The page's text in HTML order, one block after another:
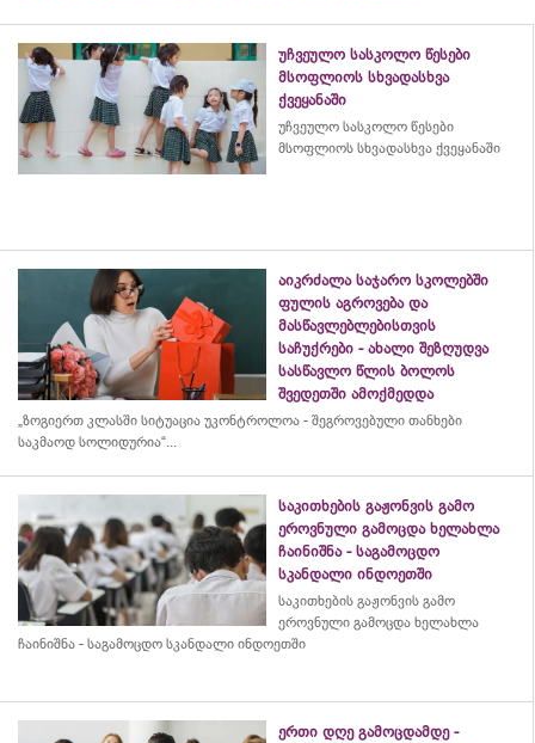
უჩვეულო სასკოლო წესები
მსოფლიოს სხვადასხვა
ქვეყანაში
უჩვეულო სასკოლო წესები
მსოფლიოს სხვადასხვა ქვეყანაში
აიკრძალა საჯარო სკოლებში
ფულის აგროვება და
მასწავლებლებისთვის
საჩუქრები - ახალი შეზღუდვა
სასწავლო წლის ბოლოს
შვედეთში ამოქმედდა
„ზოგიერთ კლასში სიტუაცია უკონტროლოა - შეგროვებული თანხები
საკმაოდ სოლიდურია“...
საკითხების გაჟონვის გამო
ეროვნული გამოცდა ხელახლა
ჩაინიშნა - საგამოცდო
სკანდალი ინდოეთში
საკითხების გაჟონვის გამო
ეროვნული გამოცდა ხელახლა
ჩაინიშნა - საგამოცდო სკანდალი ინდოეთში
ერთი დღე გამოცდამდე -